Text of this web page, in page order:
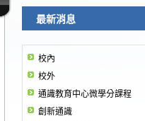
最新消息
校內
校外
通識教育中心微學分課程
創新通識